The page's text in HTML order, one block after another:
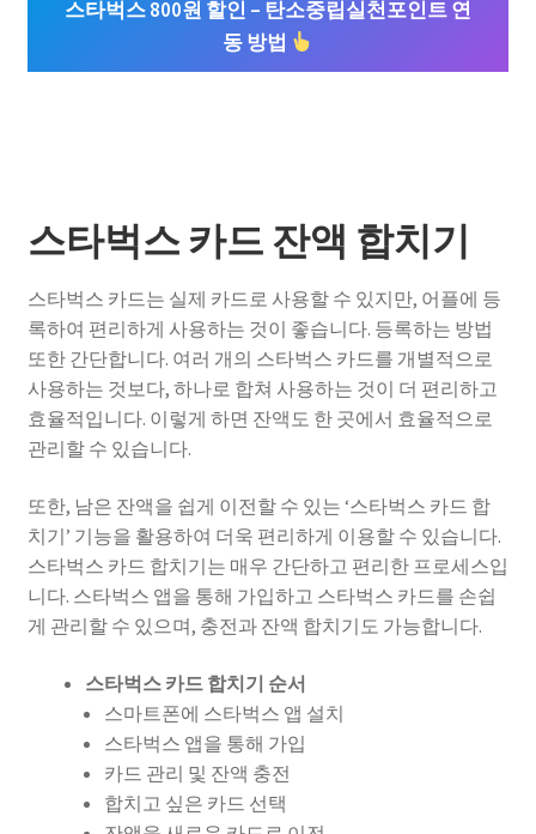
스타벅스 800원 할인 – 탄소중립실천포인트 연
동 방법
스타벅스 카드 잔액 합치기
스타벅스 카드는 실제 카드로 사용할 수 있지만, 어플에 등
록하여 편리하게 사용하는 것이 좋습니다. 등록하는 방법
또한 간단합니다. 여러 개의 스타벅스 카드를 개별적으로
사용하는 것보다, 하나로 합쳐 사용하는 것이 더 편리하고
효율적입니다. 이렇게 하면 잔액도 한 곳에서 효율적으로
관리할 수 있습니다.
또한, 남은 잔액을 쉽게 이전할 수 있는 ‘스타벅스 카드 합
치기’ 기능을 활용하여 더욱 편리하게 이용할 수 있습니다.
스타벅스 카드 합치기는 매우 간단하고 편리한 프로세스입
니다. 스타벅스 앱을 통해 가입하고 스타벅스 카드를 손쉽
게 관리할 수 있으며, 충전과 잔액 합치기도 가능합니다.
스타벅스 카드 합치기 순서
스마트폰에 스타벅스 앱 설치
스타벅스 앱을 통해 가입
카드 관리 및 잔액 충전
합치고 싶은 카드 선택